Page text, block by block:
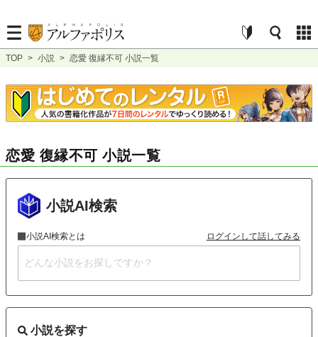
TOP > 小説 > 恋愛 復縁不可 小説一覧
恋愛 復縁不可 小説一覧
小説AI検索
小説AI検索とは ログインして話してみる
小説を探す